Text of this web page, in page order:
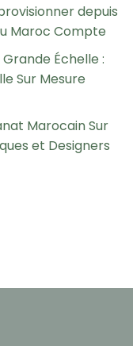
depuis
Maroc Compte
Échelle :
Sur Mesure
Marocain Sur
et Designers